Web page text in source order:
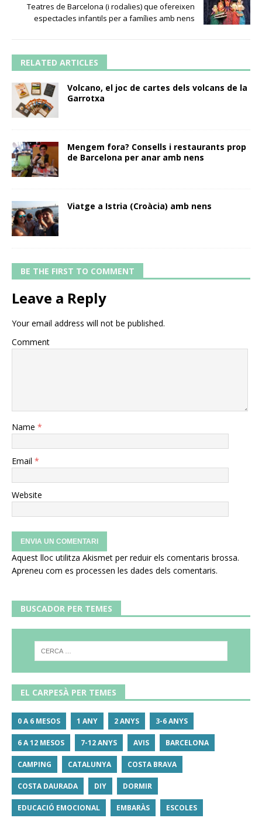
Teatres de Barcelona (i rodalies) que ofereixen
espectacles infantils per a famílies amb nens
RELATED ARTICLES
Volcano, el joc de cartes dels volcans de la
Garrotxa
Mengem fora? Consells i restaurants prop
de Barcelona per anar amb nens
Viatge a Istria (Croàcia) amb nens
BE THE FIRST TO COMMENT
Leave a Reply
Your email address will not be published.
Comment
Name *
Email *
Website
Aquest lloc utilitza Akismet per reduir els comentaris brossa.
Apreneu com es processen les dades dels comentaris.
BUSCADOR PER TEMES
EL CARPESÀ PER TEMES
0 A 6 MESOS 1 ANY 2 ANYS 3-6 ANYS
6 A 12 MESOS 7-12 ANYS AVIS BARCELONA
CAMPING CATALUNYA COSTA BRAVA
COSTA DAURADA DIY DORMIR
EDUCACIÓ EMOCIONAL EMBARÀS ESCOLES